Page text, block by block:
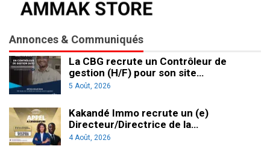
Annonces & Communiqués
La CBG recrute un Contrôleur de
gestion (H/F) pour son site…
5 Août, 2026
Kakandé Immo recrute un (e)
Directeur/Directrice de la…
4 Août, 2026